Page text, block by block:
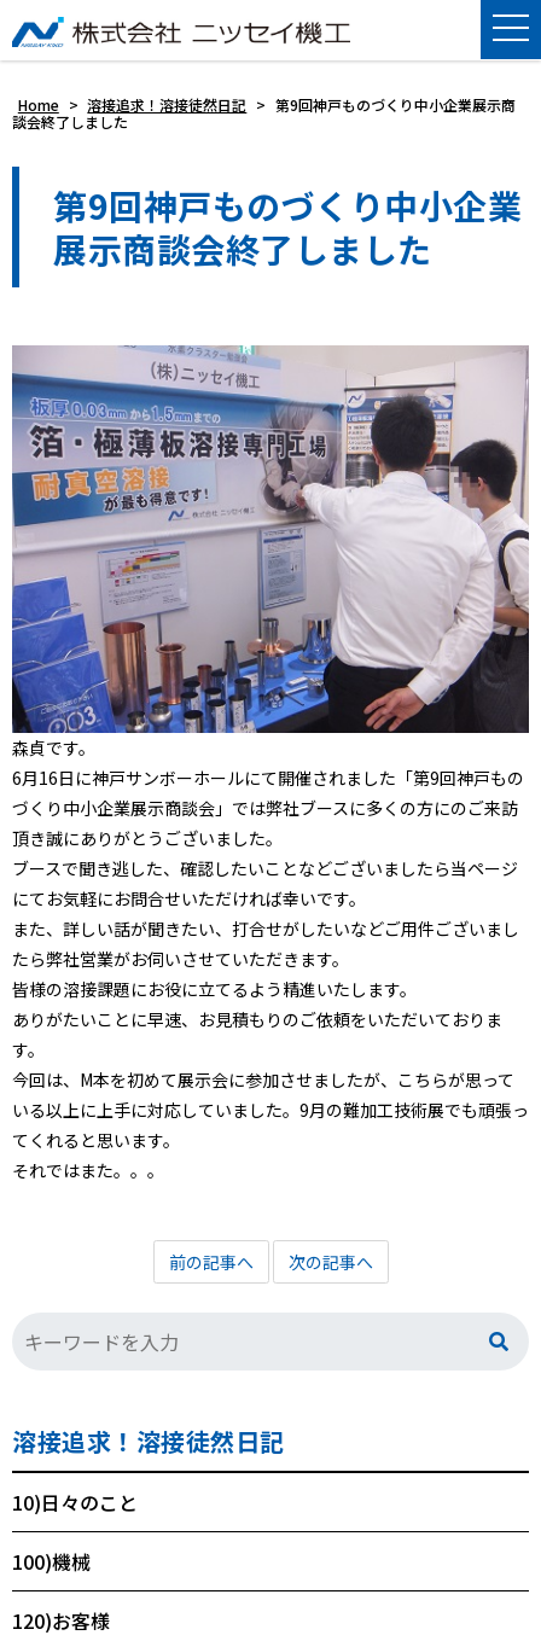
Home > 溶接追求！溶接徒然日記 > 第9回神戸ものづくり中小企業展示商
談会終了しました
第9回神戸ものづくり中小企業
展示商談会終了しました
森貞です。
6月16日に神戸サンボーホールにて開催されました「第9回神戸もの
づくり中小企業展示商談会」では弊社ブースに多くの方にのご来訪
頂き誠にありがとうございました。
ブースで聞き逃した、確認したいことなどございましたら当ページ
にてお気軽にお問合せいただければ幸いです。
また、詳しい話が聞きたい、打合せがしたいなどご用件ございまし
たら弊社営業がお伺いさせていただきます。
皆様の溶接課題にお役に立てるよう精進いたします。
ありがたいことに早速、お見積もりのご依頼をいただいておりま
す。
今回は、M本を初めて展示会に参加させましたが、こちらが思って
いる以上に上手に対応していました。9月の難加工技術展でも頑張っ
てくれると思います。
それではまた。。。
前の記事へ 次の記事へ
溶接追求！溶接徒然日記
10)日々のこと
100)機械
120)お客様